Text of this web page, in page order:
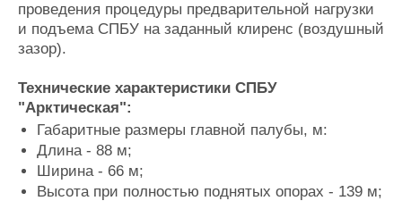
проведения процедуры предварительной нагрузки
и подъема СПБУ на заданный клиренс (воздушный
зазор).
Технические характеристики СПБУ
"Арктическая":
Габаритные размеры главной палубы, м:
Длина - 88 м;
Ширина - 66 м;
Высота при полностью поднятых опорах - 139 м;